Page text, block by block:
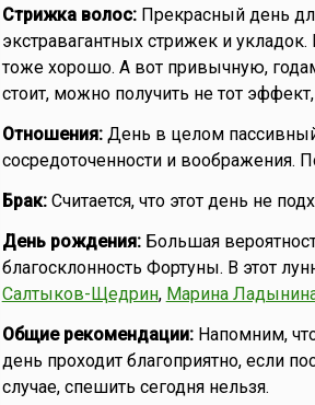
Стрижка волос:Прекрасный день
экстравагантных стрижек и
тоже хорошо. А вот привычную,
стоит, можно получить не тот
Отношения:День в целом
сосредоточенности и воображения.
Брак:Считается, что этот день не
День рождения:Большая
благосклонность Фортуны. В этот
Салтыков-Щедрин, Марина
Общие рекомендации:Напомним,
день проходит благоприятно, если
случае, спешить сегодня нельзя.